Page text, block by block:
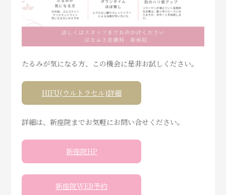
たるみが気になる方、この機会に是非お試しください。
HIFU(ウルトラセル)詳細
詳細は、新座院までお気軽にお問い合せください。
新座院HP
新座院WEB予約